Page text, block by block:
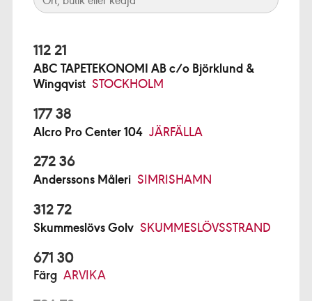
112 21
ABC TAPETEKONOMI AB c/o Björklund &
Wingqvist STOCKHOLM
177 38
Alcro Pro Center 104 JÄRFÄLLA
272 36
Anderssons Måleri SIMRISHAMN
312 72
Skummeslövs Golv SKUMMESLÖVSSTRAND
671 30
Färg ARVIKA